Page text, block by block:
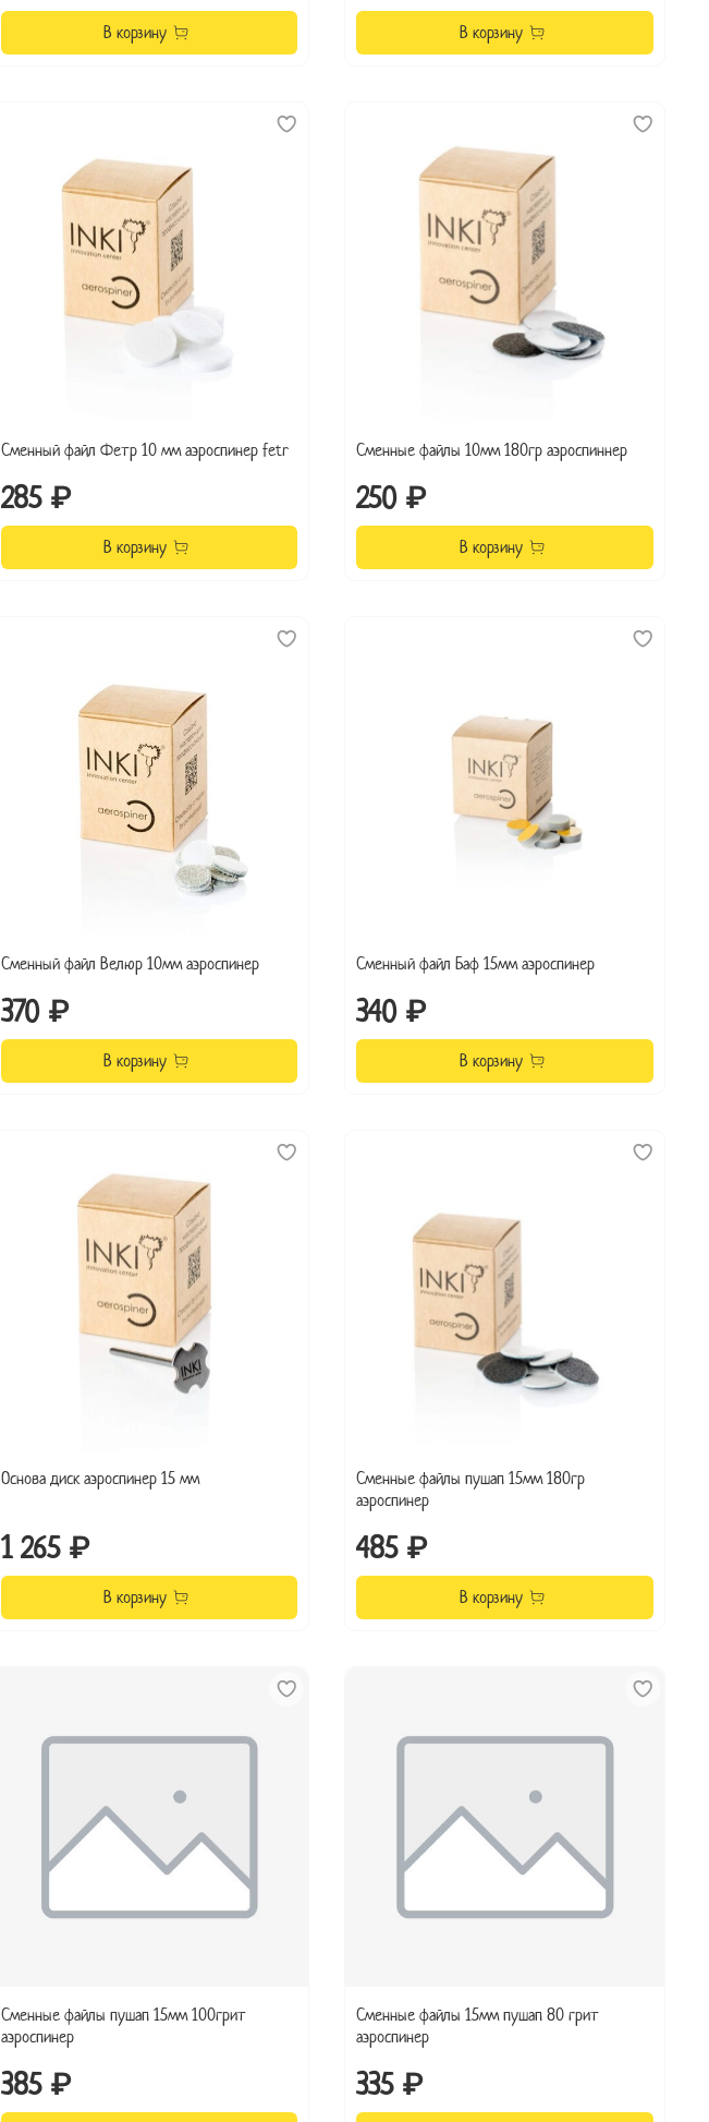
В корзину В корзину
Сменный файл Фетр 10 мм аэроспинер fetr
285 ₽
В корзину
Сменные файлы 10мм 180гр аэроспиннер
250 ₽
В корзину
Сменный файл Велюр 10мм аэроспинер
370 ₽
В корзину
Сменный файл Баф 15мм аэроспинер
340 ₽
В корзину
Основа диск аэроспинер 15 мм
1 265 ₽
В корзину
Сменные файлы пушап 15мм 180гр
аэроспинер
485 ₽
В корзину
Сменные файлы пушап 15мм 100грит
аэроспинер
385 ₽
Сменные файлы 15мм пушап 80 грит
аэроспинер
335 ₽